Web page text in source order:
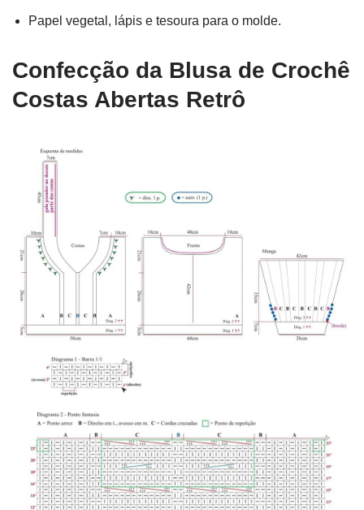
Papel vegetal, lápis e tesoura para o molde.
Confecção da Blusa de Crochê
Costas Abertas Retrô